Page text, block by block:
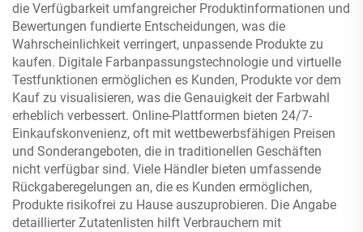
die Verfügbarkeit umfangreicher Produktinformationen und
Bewertungen fundierte Entscheidungen, was die
Wahrscheinlichkeit verringert, unpassende Produkte zu
kaufen. Digitale Farbanpassungstechnologie und virtuelle
Testfunktionen ermöglichen es Kunden, Produkte vor dem
Kauf zu visualisieren, was die Genauigkeit der Farbwahl
erheblich verbessert. Online-Plattformen bieten 24/7-
Einkaufskonvenienz, oft mit wettbewerbsfähigen Preisen
und Sonderangeboten, die in traditionellen Geschäften
nicht verfügbar sind. Viele Händler bieten umfassende
Rückgaberegelungen an, die es Kunden ermöglichen,
Produkte risikofrei zu Hause auszuprobieren. Die Angabe
detaillierter Zutatenlisten hilft Verbrauchern mit